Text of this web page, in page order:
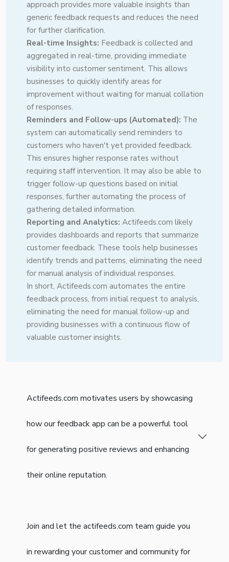
approach provides more valuable insights than
generic feedback requests and reduces the need
for further clarification.
Real-time Insights: Feedback is collected and
aggregated in real-time, providing immediate
visibility into customer sentiment. This allows
businesses to quickly identify areas for
improvement without waiting for manual collation
of responses.
Reminders and Follow-ups (Automated): The
system can automatically send reminders to
customers who haven't yet provided feedback.
This ensures higher response rates without
requiring staff intervention. It may also be able to
trigger follow-up questions based on initial
responses, further automating the process of
gathering detailed information.
Reporting and Analytics: Actifeeds.com likely
provides dashboards and reports that summarize
customer feedback. These tools help businesses
identify trends and patterns, eliminating the need
for manual analysis of individual responses.
In short, Actifeeds.com automates the entire
feedback process, from initial request to analysis,
eliminating the need for manual follow-up and
providing businesses with a continuous flow of
valuable customer insights.
Actifeeds.com motivates users by showcasing
how our feedback app can be a powerful tool
for generating positive reviews and enhancing
their online reputation.
Join and let the actifeeds.com team guide you
in rewarding your customer and community for